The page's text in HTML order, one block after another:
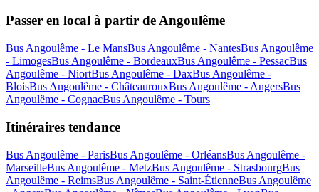
Passer en local à partir de Angoulême
Bus Angoulême - Le MansBus Angoulême - NantesBus Angoulême
- LimogesBus Angoulême - BordeauxBus Angoulême - PessacBus
Angoulême - NiortBus Angoulême - DaxBus Angoulême -
BloisBus Angoulême - ChâteaurouxBus Angoulême - AngersBus
Angoulême - CognacBus Angoulême - Tours
Itinéraires tendance
Bus Angoulême - ParisBus Angoulême - OrléansBus Angoulême -
MarseilleBus Angoulême - MetzBus Angoulême - StrasbourgBus
Angoulême - ReimsBus Angoulême - Saint-ÉtienneBus Angoulême